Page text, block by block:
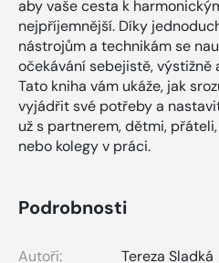
aby vaše cesta k
nejpříjemnější. Díky
nástrojům a technikám se
očekávání sebejistě, výstižně
Tato kniha vám ukáže, jak
vyjádřit své potřeby a
už s partnerem, dětmi,
nebo kolegy v práci.
Podrobnosti
Autoři:
Tereza Sladká